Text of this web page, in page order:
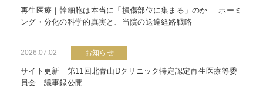
再生医療｜幹細胞は本当に「損傷部位に集まる」のか──ホーミ
ング・分化の科学的真実と、当院の送達経路戦略
2026.07.02 お知らせ
サイト更新｜第11回北青山Dクリニック特定認定再生医療等委
員会 議事録公開